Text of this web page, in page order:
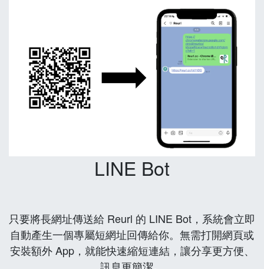
LINE Bot
只要將長網址傳送給 Reurl 的 LINE Bot，系統會立即
自動產生一個專屬短網址回傳給你。無需打開網頁或
安裝額外 App，就能快速縮短連結，讓分享更方便、